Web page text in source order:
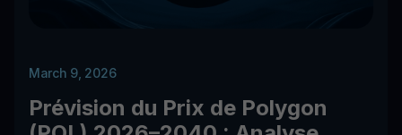
March 9, 2026
Prévision du Prix de Polygon